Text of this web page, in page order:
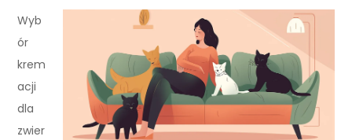
Wyb
ór
krem
acji
dla
zwier